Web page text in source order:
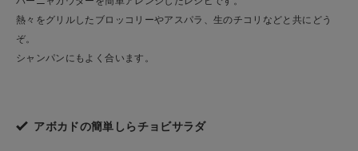
熱々をグリルしたブロッコリーやアスパラ、生のチコリなどと共にどう
ぞ。
シャンパンにもよく合います。
アボカドの簡単しらチョビサラダ